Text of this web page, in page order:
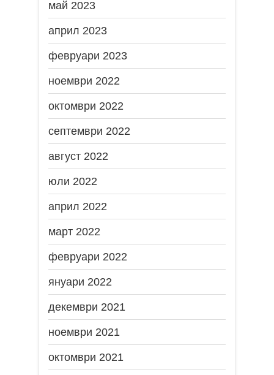
май 2023
април 2023
февруари 2023
ноември 2022
октомври 2022
септември 2022
август 2022
юли 2022
април 2022
март 2022
февруари 2022
януари 2022
декември 2021
ноември 2021
октомври 2021